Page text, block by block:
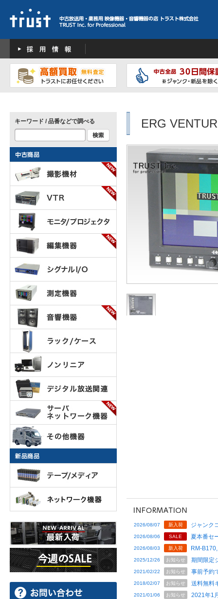
ERG
2026/08/07 新入荷 ジャンク
2026/08/06 SALE 夏本番セ
2026/08/03 新入荷 RM-
2025/12/26 お知らせ 期間限定
2021/02/22 お知らせ 事前予約
2018/02/07 お知らせ 送料無料
2021/01/06 お知らせ 2021年1
キーワード / 品番などで調べる